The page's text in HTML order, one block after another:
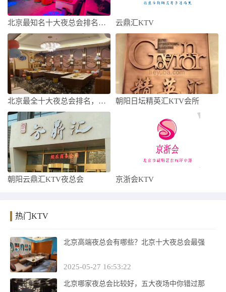
北京最知名十大夜总会排名，这篇文章让你不 云鼎汇KTV
北京最全十大夜总会排名，北京十大好玩夜总 朝阳日坛精英汇KTV会所
朝阳云鼎汇KTV夜总会 京浙会KTV
热门KTV
北京高端夜总会有哪些？北京十大夜总会最强
2025-05-27 16:53:22
北京哪家夜总会比较好，五大夜场中你错过那